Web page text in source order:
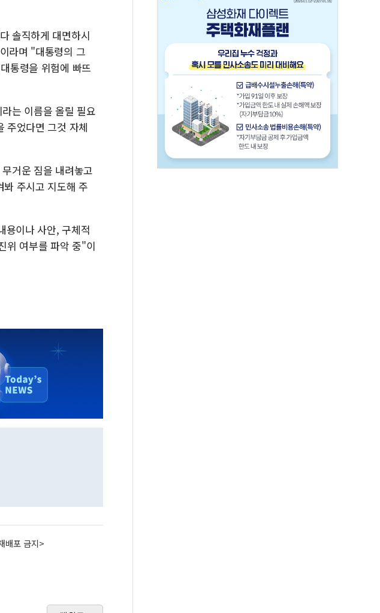
솔직하게 대면하시
라며 "대통령의 그
통령을 위험에 빠뜨
는 이름을 올릴 필요
주었다면 그것 자체
거운 짐을 내려놓고
주시고 지도해 주
용이나 사안, 구체적
위 여부를 파악 중"이
배포 금지>